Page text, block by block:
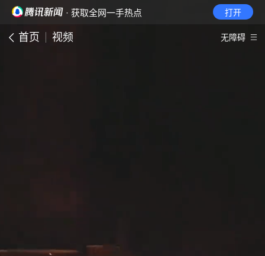
· 获取全网一手热点 打开
首页 视频 无障碍